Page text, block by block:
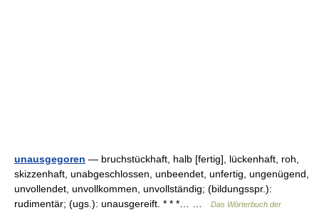
unausgegoren — bruchstückhaft, halb [fertig], lückenhaft, roh,
skizzenhaft, unabgeschlossen, unbeendet, unfertig, ungenügend,
unvollendet, unvollkommen, unvollständig; (bildungsspr.):
rudimentär; (ugs.): unausgereift. * * *… …
Das Wörterbuch der